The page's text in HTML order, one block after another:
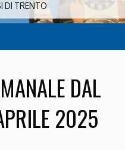
DI TRENTO
DAL
2025